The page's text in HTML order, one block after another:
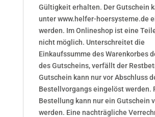
Gültigkeit erhalten. Der Gutschein
unter www.helfer-hoersysteme.de
werden. Im Onlineshop ist eine
nicht möglich. Unterschreitet die
Einkaufssumme des Warenkorbes
des Gutscheins, verfällt der
Gutschein kann nur vor Abschluss
Bestellvorgangs eingelöst werden.
Bestellung kann nur ein Gutschein
werden. Eine nachträgliche